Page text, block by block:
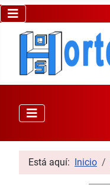
Está aquí: Inicio